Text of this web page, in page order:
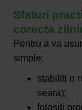
Sfaturi
corecta
Pentru a va
simple:
stabiliti o
seara);
folositi